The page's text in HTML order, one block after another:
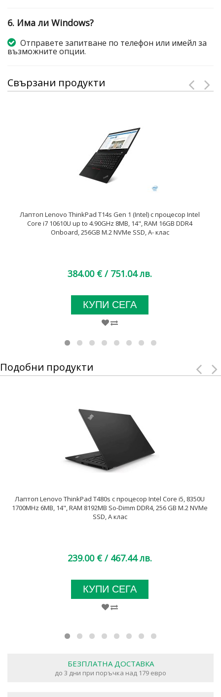
6. Има ли Windows?
Отправете запитване по телефон или имейл за
възможните опции.
Свързани продукти
Лаптоп Lenovo ThinkPad T14s Gen 1 (Intel) с процесор Intel
Core i7 10610U up to 4.90GHz 8MB, 14", RAM 16GB DDR4
Onboard, 256GB M.2 NVMe SSD, A- клас
384.00 € / 751.04 лв.
КУПИ СЕГА
Подобни продукти
Лаптоп Lenovo ThinkPad T480s с процесор Intel Core i5, 8350U
1700MHz 6MB, 14", RAM 8192MB So-Dimm DDR4, 256 GB M.2 NVMe
SSD, A клас
239.00 € / 467.44 лв.
КУПИ СЕГА
БЕЗПЛАТНА ДОСТАВКА
до 3 дни при поръчка над 179 евро